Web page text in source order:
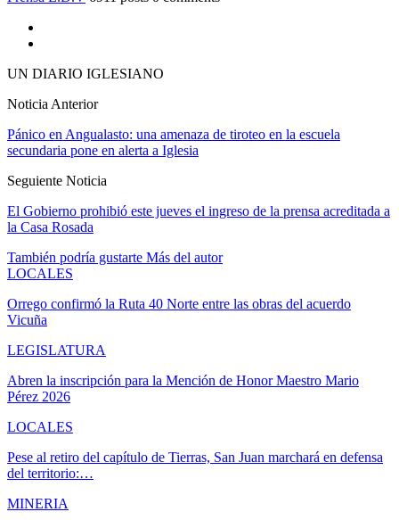
UN DIARIO IGLESIANO
Noticia Anterior
Pánico en Angualasto: una amenaza de tiroteo en la escuela
secundaria pone en alerta a Iglesia
Seguiente Noticia
El Gobierno prohibió este jueves el ingreso de la prensa acreditada a
la Casa Rosada
También podría gustarte Más del autor
LOCALES
Orrego confirmó la Ruta 40 Norte entre las obras del acuerdo
Vicuña
LEGISLATURA
Abren la inscripción para la Mención de Honor Maestro Mario
Pérez 2026
LOCALES
Pese al retiro del capítulo de Tierras, San Juan marchará en defensa
del territorio:…
MINERIA